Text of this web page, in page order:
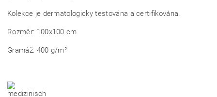
Kolekce je dermatologicky testována a certifikována.
Rozměr: 100x100 cm
Gramáž: 400 g/m²